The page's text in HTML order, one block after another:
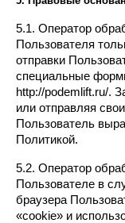
5.1. Оператор
Пользователя
отправки
специальные
http://podemlift.ru/.
или отправляя
Пользователь
Политикой.
5.2. Оператор
Пользователе в
браузера
«cookie» и